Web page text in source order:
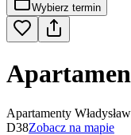
Wybierz termin
Apartamenty
D38Zobacz na mapie